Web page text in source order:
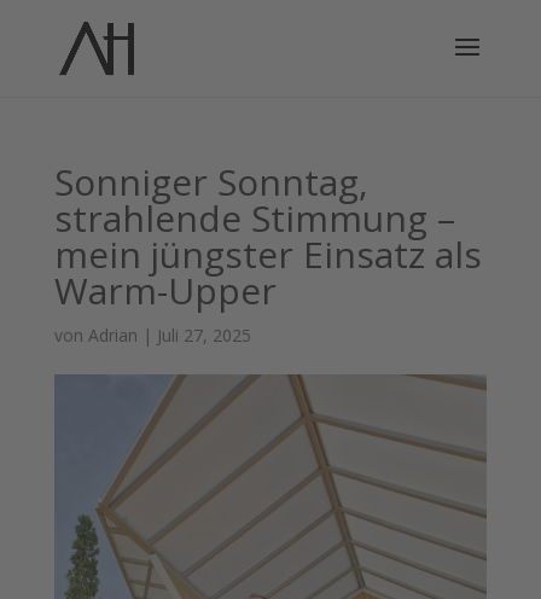
Sonniger Sonntag,
strahlende Stimmung –
mein jüngster Einsatz als
Warm-Upper
von Adrian | Juli 27, 2025